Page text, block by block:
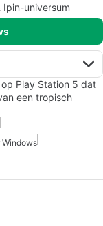
Ipin-universum
Play Station 5 dat
een tropisch
Windows